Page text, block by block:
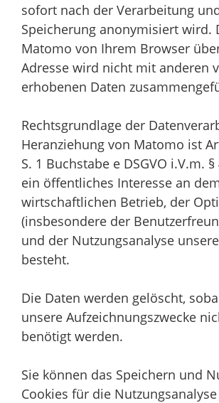
sofort nach der Verarbeitung
Speicherung anonymisiert wird.
Matomo von Ihrem Browser
Adresse wird nicht mit anderen
erhobenen Daten
Rechtsgrundlage der
Heranziehung von Matomo ist
S. 1 Buchstabe e DSGVO i.V.m. §
ein öffentliches Interesse an
wirtschaftlichen Betrieb, der
(insbesondere der
und der Nutzungsanalyse
besteht.
Die Daten werden gelöscht,
unsere Aufzeichnungszwecke
benötigt werden.
Sie können das Speichern und
Cookies für die